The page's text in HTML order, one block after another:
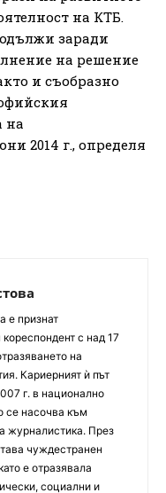
на КТБ.
заради
на решение
и съобразно
на
2014 г., определя
е признат
с над 17
на
Кариерният ѝ път
г. в национално
се насочва към
журналистика. През
чуждестранен
е отразявала
социални и